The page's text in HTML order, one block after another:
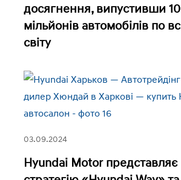
досягнення, випустивши
мільйонів автомобілів по
світу
03.09.2024
Hyundai Motor представляє